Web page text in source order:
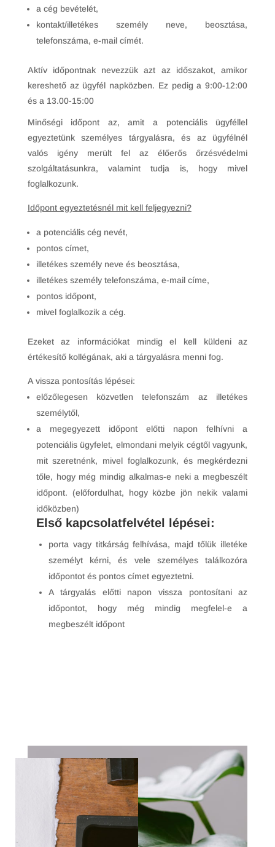
a cég bevételét,
kontakt/illetékes személy neve, beosztása,
telefonszáma, e-mail címét.
Aktív időpontnak nevezzük azt az időszakot, amikor
kereshető az ügyfél napközben. Ez pedig a 9:00-12:00
és a 13.00-15:00
Minőségi időpont az, amit a potenciális ügyféllel
egyeztetünk személyes tárgyalásra, és az ügyfélnél
valós igény merült fel az élőerős őrzésvédelmi
szolgáltatásunkra, valamint tudja is, hogy mivel
foglalkozunk.
Időpont egyeztetésnél mit kell feljegyezni?
a potenciális cég nevét,
pontos címet,
illetékes személy neve és beosztása,
illetékes személy telefonszáma, e-mail címe,
pontos időpont,
mivel foglalkozik a cég.
Ezeket az információkat mindig el kell küldeni az
értékesítő kollégának, aki a tárgyalásra menni fog.
A vissza pontosítás lépései:
előzőlegesen közvetlen telefonszám az illetékes
személytől,
a megegyezett időpont előtti napon felhívni a
potenciális ügyfelet, elmondani melyik cégtől vagyunk,
mit szeretnénk, mivel foglalkozunk, és megkérdezni
tőle, hogy még mindig alkalmas-e neki a megbeszélt
időpont. (előfordulhat, hogy közbe jön nekik valami
időközben)
Első kapcsolatfelvétel lépései:
porta vagy titkárság felhívása, majd tőlük illetéke
személyt kérni, és vele személyes találkozóra
időpontot és pontos címet egyeztetni.
A tárgyalás előtti napon vissza pontosítani az
időpontot, hogy még mindig megfelel-e a
megbeszélt időpont